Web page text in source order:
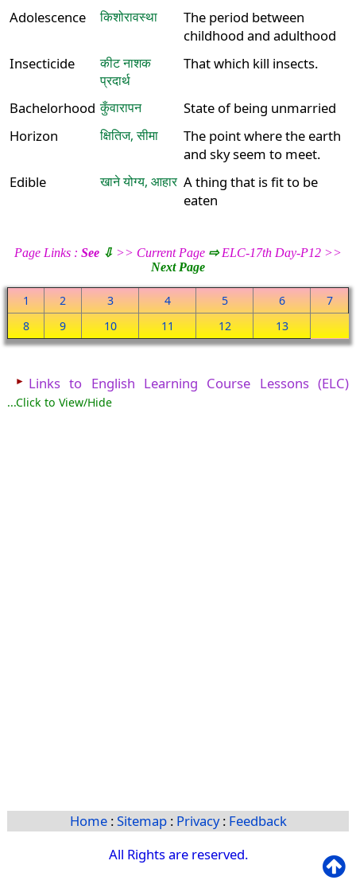
Adolescence
किशोरावस्था
The period between
childhood and adulthood
Insecticide
कीट नाशक
प्रदार्थ
That which kill insects.
Bachelorhood कुँवारापन
State of being unmarried
Horizon
क्षितिज, सीमा
The point where the earth
and sky seem to meet.
Edible
खाने योग्य, आहार A thing that is fit to be
eaten
Page Links : See ⇩ >> Current Page ⇨ELC-17th Day-P12 >>
Next Page
1 2 3 4 5 6
7
8
9 10 11 12 13
► Links to English Learning Course Lessons (ELC)
...Click to View/Hide
Home :Sitemap : Privacy: Feedback
All Rights are reserved.